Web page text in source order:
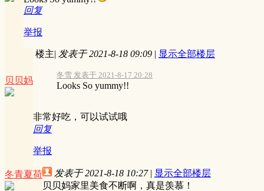
回复
举报
贝贝妈
楼主| 发表于 2021-8-18 09:09 | 显示全部楼层
冬雪 发表于 2021-8-17 20:28
Looks So yummy!!
非常好吃，可以试试哦
回复
举报
冬青夏荷 发表于 2021-8-18 10:27 | 显示全部楼层
贝贝妈家里美食不断啊，真是羡慕！